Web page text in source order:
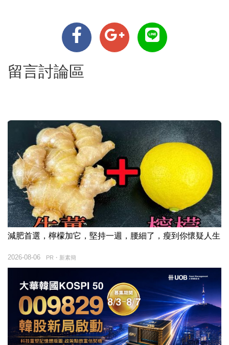
留言討論區
減肥首選，檸檬加它，堅持一週，腰細了，瘦到你懷疑人生
PR・新素簡
2026-08-06